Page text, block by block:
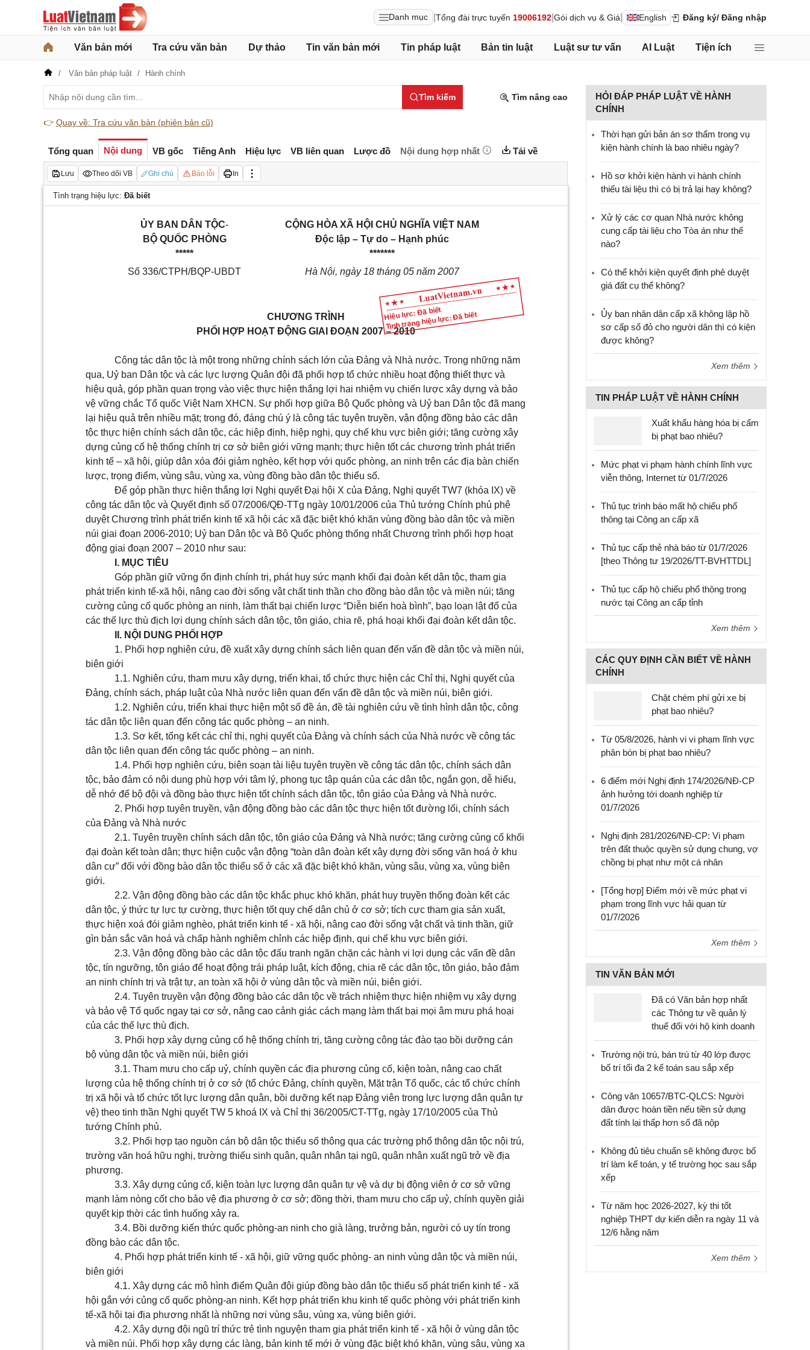
Danh mục Tổng đài trực tuyến 19006192 Gói dịch vụ & Giá English Đăng ký/ Đăng nhập
Văn bản mới Tra cứu văn bản Dự thảo Tin văn bản mới Tin pháp luật Bản tin luật Luật sư tư vấn AI Luật Tiện ích
Văn bản pháp luật Hành chính
Tìm kiếm Tìm nâng cao
👉 Quay về: Tra cứu văn bản (phiên bản cũ)
Tổng quan Nội dung VB gốc Tiếng Anh Hiệu lực VB liên quan Lược đồ Nội dung hợp nhất Tải về
Lưu Theo dõi VB Ghi chú Báo lỗi In
Tình trạng hiệu lực: Đã biết
Hiệu lực: Đã biết
Tình trạng hiệu lực: Đã biết
ỦY BAN DÂN TỘC-
BỘ QUỐC PHÒNG
*****
CỘNG HÒA XÃ HỘI CHỦ NGHĨA VIỆT NAM
Độc lập – Tự do – Hạnh phúc
*******
Số 336/CTPH/BQP-UBDT
Hà Nội, ngày 18 tháng 05 năm 2007
CHƯƠNG TRÌNH
PHỐI HỢP HOẠT ĐỘNG GIAI ĐOẠN 2007 – 2010
Công tác dân tộc là một trong những chính sách lớn của Đảng và Nhà nước. Trong những năm
qua, Uỷ ban Dân tộc và các lực lượng Quân đội đã phối hợp tổ chức nhiều hoạt động thiết thực và
hiệu quả, góp phần quan trọng vào việc thực hiện thắng lợi hai nhiệm vụ chiến lược xây dựng và bảo
vệ vững chắc Tổ quốc Việt Nam XHCN. Sự phối hợp giữa Bộ Quốc phòng và Uỷ ban Dân tộc đã mang
lại hiệu quả trên nhiều mặt; trong đó, đáng chú ý là công tác tuyên truyền, vận động đồng bào các dân
tộc thực hiện chính sách dân tộc, các hiệp định, hiệp nghị, quy chế khu vực biên giới; tăng cường xây
dựng củng cố hệ thống chính trị cơ sở biên giới vững mạnh; thực hiện tốt các chương trình phát triển
kinh tế – xã hội, giúp dân xóa đói giảm nghèo, kết hợp với quốc phòng, an ninh trên các địa bàn chiến
lược, trọng điểm, vùng sâu, vùng xa, vùng đồng bào dân tộc thiểu số.
Để góp phần thực hiện thắng lợi Nghị quyết Đại hội X của Đảng, Nghị quyết TW7 (khóa IX) về
công tác dân tộc và Quyết định số 07/2006/QĐ-TTg ngày 10/01/2006 của Thủ tướng Chính phủ phê
duyệt Chương trình phát triển kinh tế xã hội các xã đặc biệt khó khăn vùng đồng bào dân tộc và miền
núi giai đoạn 2006-2010; Uỷ ban Dân tộc và Bộ Quốc phòng thống nhất Chương trình phối hợp hoạt
động giai đoạn 2007 – 2010 như sau:
I. MỤC TIÊU
Góp phần giữ vững ổn định chính trị, phát huy sức mạnh khối đại đoàn kết dân tộc, tham gia
phát triển kinh tế-xã hội, nâng cao đời sống vật chất tinh thần cho đồng bào dân tộc và miền núi; tăng
cường củng cố quốc phòng an ninh, làm thất bại chiến lược “Diễn biến hoà bình”, bạo loạn lật đổ của
các thế lực thù địch lợi dụng chính sách dân tộc, tôn giáo, chia rẽ, phá hoại khối đại đoàn kết dân tộc.
II. NỘI DUNG PHỐI HỢP
1. Phối hợp nghiên cứu, đề xuất xây dựng chính sách liên quan đến vấn đề dân tộc và miền núi,
biên giới
1.1. Nghiên cứu, tham mưu xây dựng, triển khai, tổ chức thực hiện các Chỉ thị, Nghị quyết của
Đảng, chính sách, pháp luật của Nhà nước liên quan đến vấn đề dân tộc và miền núi, biên giới.
1.2. Nghiên cứu, triển khai thực hiện một số đề án, đề tài nghiên cứu về tình hình dân tộc, công
tác dân tộc liên quan đến công tác quốc phòng – an ninh.
1.3. Sơ kết, tổng kết các chỉ thị, nghị quyết của Đảng và chính sách của Nhà nước về công tác
dân tộc liên quan đến công tác quốc phòng – an ninh.
1.4. Phối hợp nghiên cứu, biên soạn tài liệu tuyên truyền về công tác dân tộc, chính sách dân
tộc, bảo đảm có nội dung phù hợp với tâm lý, phong tục tập quán của các dân tộc, ngắn gọn, dễ hiểu,
dễ nhớ để bộ đội và đồng bào thực hiện tốt chính sách dân tộc, tôn giáo của Đảng và Nhà nước.
2. Phối hợp tuyên truyền, vận động đồng bào các dân tộc thực hiện tốt đường lối, chính sách
của Đảng và Nhà nước
2.1. Tuyên truyền chính sách dân tộc, tôn giáo của Đảng và Nhà nước; tăng cường củng cố khối
đại đoàn kết toàn dân; thực hiện cuộc vận động “toàn dân đoàn kết xây dựng đời sống văn hoá ở khu
dân cư” đối với đồng bào dân tộc thiểu số ở các xã đặc biệt khó khăn, vùng sâu, vùng xa, vùng biên
giới.
2.2. Vận động đồng bào các dân tộc khắc phục khó khăn, phát huy truyền thống đoàn kết các
dân tộc, ý thức tự lực tự cường, thực hiện tốt quy chế dân chủ ở cơ sở; tích cực tham gia sản xuất,
thực hiện xoá đói giảm nghèo, phát triển kinh tế - xã hội, nâng cao đời sống vật chất và tinh thần, giữ
gìn bản sắc văn hoá và chấp hành nghiêm chỉnh các hiệp định, qui chế khu vực biên giới.
2.3. Vận động đồng bào các dân tộc đấu tranh ngăn chặn các hành vi lợi dụng các vấn đề dân
tộc, tín ngưỡng, tôn giáo để hoạt động trái pháp luật, kích động, chia rẽ các dân tộc, tôn giáo, bảo đảm
an ninh chính trị và trật tự, an toàn xã hội ở vùng dân tộc và miền núi, biên giới.
2.4. Tuyên truyền vận động đồng bào các dân tộc về trách nhiệm thực hiện nhiệm vụ xây dựng
và bảo vệ Tổ quốc ngay tại cơ sở, nâng cao cảnh giác cách mạng làm thất bại mọi âm mưu phá hoại
của các thế lực thù địch.
3. Phối hợp xây dựng củng cố hệ thống chính trị, tăng cường công tác đào tạo bồi dưỡng cán
bộ vùng dân tộc và miền núi, biên giới
3.1. Tham mưu cho cấp uỷ, chính quyền các địa phương củng cố, kiện toàn, nâng cao chất
lượng của hệ thống chính trị ở cơ sở (tổ chức Đảng, chính quyền, Mặt trận Tổ quốc, các tổ chức chính
trị xã hội và tổ chức tốt lực lượng dân quân, bồi dưỡng kết nạp Đảng viên trong lực lượng dân quân tự
vệ) theo tinh thần Nghị quyết TW 5 khoá IX và Chỉ thị 36/2005/CT-TTg, ngày 17/10/2005 của Thủ
tướng Chính phủ.
3.2. Phối hợp tạo nguồn cán bộ dân tộc thiểu số thông qua các trường phổ thông dân tộc nội trú,
trường văn hoá hữu nghị, trường thiếu sinh quân, quân nhân tại ngũ, quân nhân xuất ngũ trở về địa
phương.
3.3. Xây dựng củng cố, kiện toàn lực lượng dân quân tự vệ và dự bị động viên ở cơ sở vững
mạnh làm nòng cốt cho bảo vệ địa phương ở cơ sở; đồng thời, tham mưu cho cấp uỷ, chính quyền giải
quyết kịp thời các tình huống xảy ra.
3.4. Bồi dưỡng kiến thức quốc phòng-an ninh cho già làng, trưởng bản, người có uy tín trong
đồng bào các dân tộc.
4. Phối hợp phát triển kinh tế - xã hội, giữ vững quốc phòng- an ninh vùng dân tộc và miền núi,
biên giới
4.1. Xây dựng các mô hình điểm Quân đội giúp đồng bào dân tộc thiểu số phát triển kinh tế - xã
hội gắn với củng cố quốc phòng-an ninh. Kết hợp phát triển khu kinh tế quốc phòng với phát triển kinh
tế-xã hội tại địa phương nhất là những nơi vùng sâu, vùng xa, vùng biên giới.
4.2. Xây dựng đội ngũ trí thức trẻ tình nguyện tham gia phát triển kinh tế - xã hội ở vùng dân tộc
và miền núi. Phối hợp xây dựng các làng, bản kinh tế mới ở vùng đặc biệt khó khăn, vùng sâu, vùng xa
HỎI ĐÁP PHÁP LUẬT VỀ HÀNH
CHÍNH
Thời hạn gửi bản án sơ thẩm trong vụ
kiện hành chính là bao nhiêu ngày?
Hồ sơ khởi kiện hành vi hành chính
thiếu tài liệu thì có bị trả lại hay không?
Xử lý các cơ quan Nhà nước không
cung cấp tài liệu cho Tòa án như thế
nào?
Có thể khởi kiện quyết định phê duyệt
giá đất cụ thể không?
Ủy ban nhân dân cấp xã không lập hồ
sơ cấp sổ đỏ cho người dân thì có kiện
được không?
Xem thêm
TIN PHÁP LUẬT VỀ HÀNH CHÍNH
Xuất khẩu hàng hóa bị cấm
bị phạt bao nhiêu?
Mức phạt vi phạm hành chính lĩnh vực
viễn thông, Internet từ 01/7/2026
Thủ tục trình báo mất hộ chiếu phổ
thông tại Công an cấp xã
Thủ tục cấp thẻ nhà báo từ 01/7/2026
[theo Thông tư 19/2026/TT-BVHTTDL]
Thủ tục cấp hộ chiếu phổ thông trong
nước tại Công an cấp tỉnh
Xem thêm
CÁC QUY ĐỊNH CẦN BIẾT VỀ HÀNH
CHÍNH
Chặt chém phí gửi xe bị
phạt bao nhiêu?
Từ 05/8/2026, hành vi vi phạm lĩnh vực
phân bón bị phạt bao nhiêu?
6 điểm mới Nghị định 174/2026/NĐ-CP
ảnh hưởng tới doanh nghiệp từ
01/7/2026
Nghị định 281/2026/NĐ-CP: Vi phạm
trên đất thuộc quyền sử dụng chung, vợ
chồng bị phạt như một cá nhân
[Tổng hợp] Điểm mới về mức phạt vi
phạm trong lĩnh vực hải quan từ
01/7/2026
Xem thêm
TIN VĂN BẢN MỚI
Đã có Văn bản hợp nhất
các Thông tư về quản lý
thuế đối với hộ kinh doanh
Trường nội trú, bán trú từ 40 lớp được
bố trí tối đa 2 kế toán sau sắp xếp
Công văn 10657/BTC-QLCS: Người
dân được hoàn tiền nếu tiền sử dụng
đất tính lại thấp hơn số đã nộp
Không đủ tiêu chuẩn sẽ không được bố
trí làm kế toán, y tế trường học sau sắp
xếp
Từ năm học 2026-2027, kỳ thi tốt
nghiệp THPT dự kiến diễn ra ngày 11 và
12/6 hằng năm
Xem thêm